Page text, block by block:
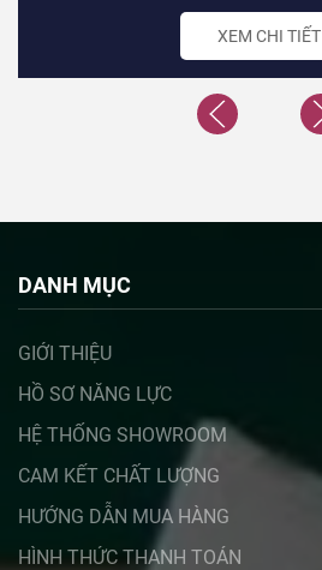
XEM CHI TIẾT
DANH MỤC
GIỚI THIỆU
HỒ SƠ NĂNG LỰC
HỆ THỐNG SHOWROOM
CAM KẾT CHẤT LƯỢNG
HƯỚNG DẪN MUA HÀNG
HÌNH THỨC THANH TOÁN